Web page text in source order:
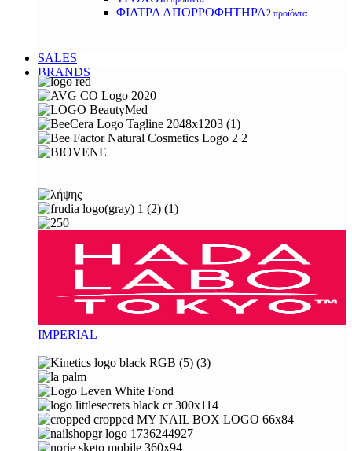
ΦΙΛΤΡΑ ΑΠΟΡΡΟΦΗΤΗΡΑ2 προϊόντα
SALES
BRANDS
IMPERIAL